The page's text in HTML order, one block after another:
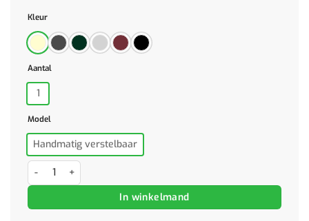
Kleur
Aantal
1
Model
Handmatig verstelbaar
Massagestoel met lichtgrijze stof aantal
In winkelmand